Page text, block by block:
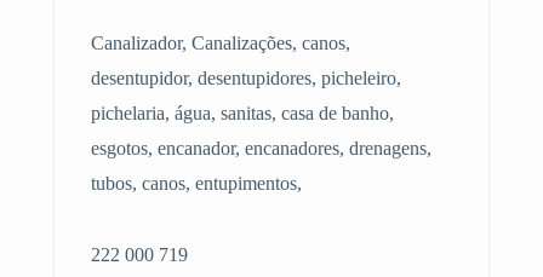
Canalizador, Canalizações, canos,
desentupidor, desentupidores, picheleiro,
pichelaria, água, sanitas, casa de banho,
esgotos, encanador, encanadores, drenagens,
tubos, canos, entupimentos,
222 000 719